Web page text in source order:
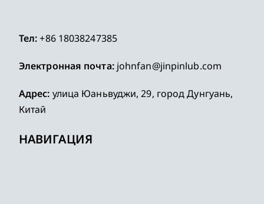
Тел:+86 18038247385
Электронная почта: johnfan@jinpinlub.com
Адрес: улица Юаньвуджи, 29, город Дунгуань,
Китай
НАВИГАЦИЯ